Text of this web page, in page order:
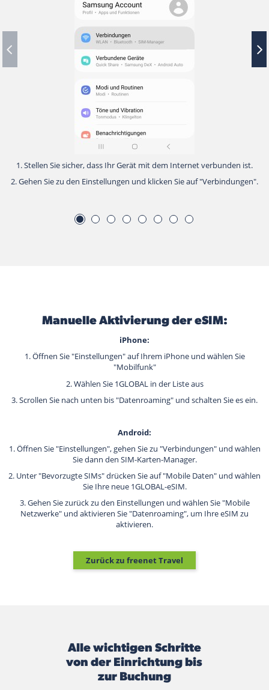
1. Stellen Sie sicher, dass Ihr Gerät mit dem Internet verbunden ist.
2. Gehen Sie zu den Einstellungen und klicken Sie auf "Verbindungen".
Manuelle Aktivierung der eSIM:
iPhone:
1. Öffnen Sie "Einstellungen" auf Ihrem iPhone und wählen Sie
"Mobilfunk"
2. Wählen Sie 1GLOBAL in der Liste aus
3. Scrollen Sie nach unten bis "Datenroaming" und schalten Sie es ein.
Android:
1. Öffnen Sie "Einstellungen", gehen Sie zu "Verbindungen" und wählen
Sie dann den SIM-Karten-Manager.
2. Unter "Bevorzugte SIMs" drücken Sie auf "Mobile Daten" und wählen
Sie Ihre neue 1GLOBAL-eSIM.
3. Gehen Sie zurück zu den Einstellungen und wählen Sie "Mobile
Netzwerke" und aktivieren Sie "Datenroaming", um Ihre eSIM zu
aktivieren.
Zurück zu freenet Travel
Alle wichtigen Schritte
von der Einrichtung bis
zur Buchung